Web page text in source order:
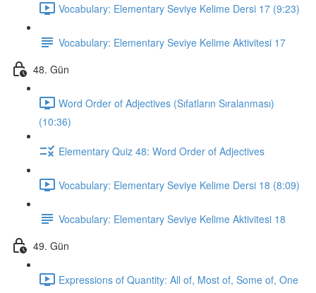
Vocabulary: Elementary Seviye Kelime Dersi 17 (9:23)
Vocabulary: Elementary Seviye Kelime Aktivitesi 17
48. Gün
Word Order of Adjectives (Sıfatların Sıralanması)
(10:36)
Elementary Quiz 48: Word Order of Adjectives
Vocabulary: Elementary Seviye Kelime Dersi 18 (8:09)
Vocabulary: Elementary Seviye Kelime Aktivitesi 18
49. Gün
Expressions of Quantity: All of, Most of, Some of, One